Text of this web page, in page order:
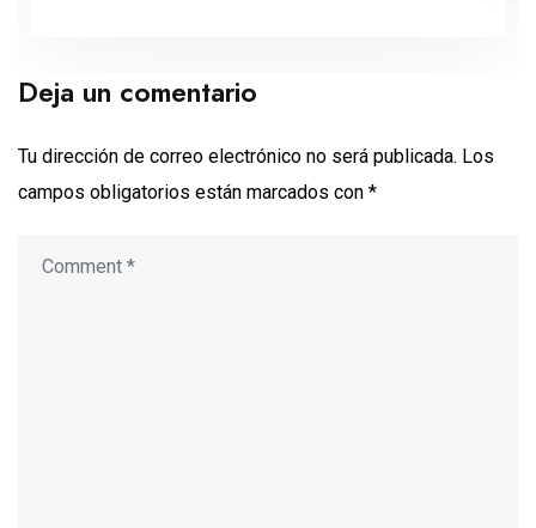
Deja un comentario
Tu dirección de correo electrónico no será publicada. Los
campos obligatorios están marcados con *